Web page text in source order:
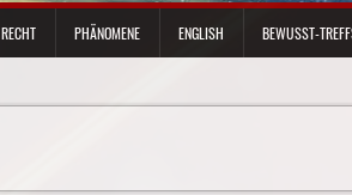
RECHT PHÄNOMENE ENGLISH BEWUSST-TREFFS